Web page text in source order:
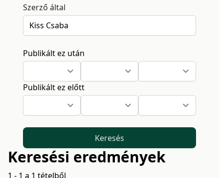
Szerző által
Publikált ez után
Publikált ez előtt
Keresés
Keresési eredmények
1 - 1 a 1 tételből